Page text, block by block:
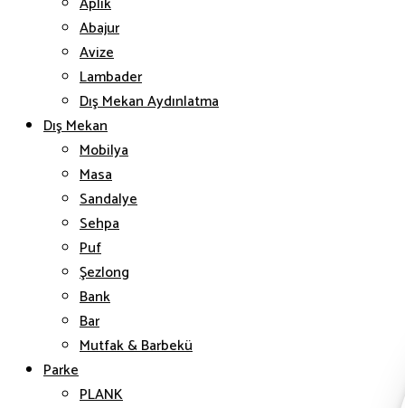
Abajur
Avize
Lambader
Dış Mekan Aydınlatma
Dış Mekan
Mobilya
Masa
Sandalye
Sehpa
Puf
Şezlong
Bank
Bar
Mutfak & Barbekü
Parke
PLANK